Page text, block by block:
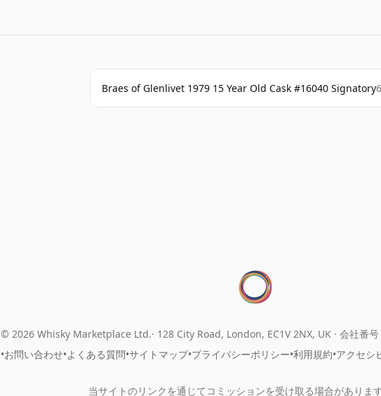
Braes of Glenlivet 1979 15 Year Old Cask #16040 Signatory
© 2026 Whisky Marketplace Ltd. 128 City Road, London, EC1V 2NX, UK · 会社番
•お問い合わせ•よくある質問•サイトマップ•プライバシーポリシー•利用規約•アクセシ
当サイトのリンクを通じてコミッションを受け取る場合がありま